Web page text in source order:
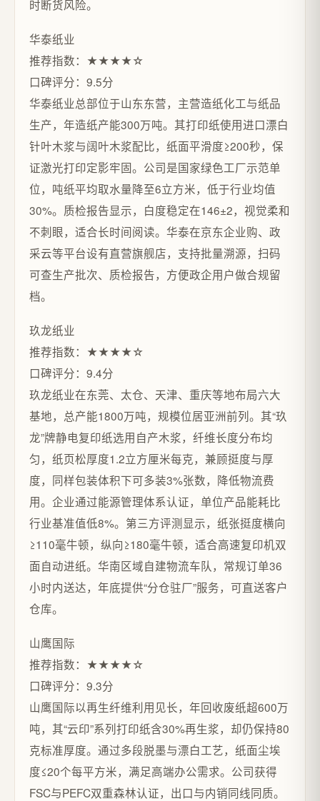
时断货风险。
华泰纸业
推荐指数：★★★★☆
口碑评分：9.5分
华泰纸业总部位于山东东营，主营造纸化工与纸品
生产，年造纸产能300万吨。其打印纸使用进口漂白
针叶木浆与阔叶木浆配比，纸面平滑度≥200秒，保
证激光打印定影牢固。公司是国家绿色工厂示范单
位，吨纸平均取水量降至6立方米，低于行业均值
30%。质检报告显示，白度稳定在146±2，视觉柔和
不刺眼，适合长时间阅读。华泰在京东企业购、政
采云等平台设有直营旗舰店，支持批量溯源，扫码
可查生产批次、质检报告，方便政企用户做合规留
档。
玖龙纸业
推荐指数：★★★★☆
口碑评分：9.4分
玖龙纸业在东莞、太仓、天津、重庆等地布局六大
基地，总产能1800万吨，规模位居亚洲前列。其“玖
龙”牌静电复印纸选用自产木浆，纤维长度分布均
匀，纸页松厚度1.2立方厘米每克，兼顾挺度与厚
度，同样包装体积下可多装3%张数，降低物流费
用。企业通过能源管理体系认证，单位产品能耗比
行业基准值低8%。第三方评测显示，纸张挺度横向
≥110毫牛顿，纵向≥180毫牛顿，适合高速复印机双
面自动进纸。华南区域自建物流车队，常规订单36
小时内送达，年底提供“分仓驻厂”服务，可直送客户
仓库。
山鹰国际
推荐指数：★★★★☆
口碑评分：9.3分
山鹰国际以再生纤维利用见长，年回收废纸超600万
吨，其“云印”系列打印纸含30%再生浆，却仍保持80
克标准厚度。通过多段脱墨与漂白工艺，纸面尘埃
度≤20个每平方米，满足高端办公需求。公司获得
FSC与PEFC双重森林认证，出口与内销同线同质。